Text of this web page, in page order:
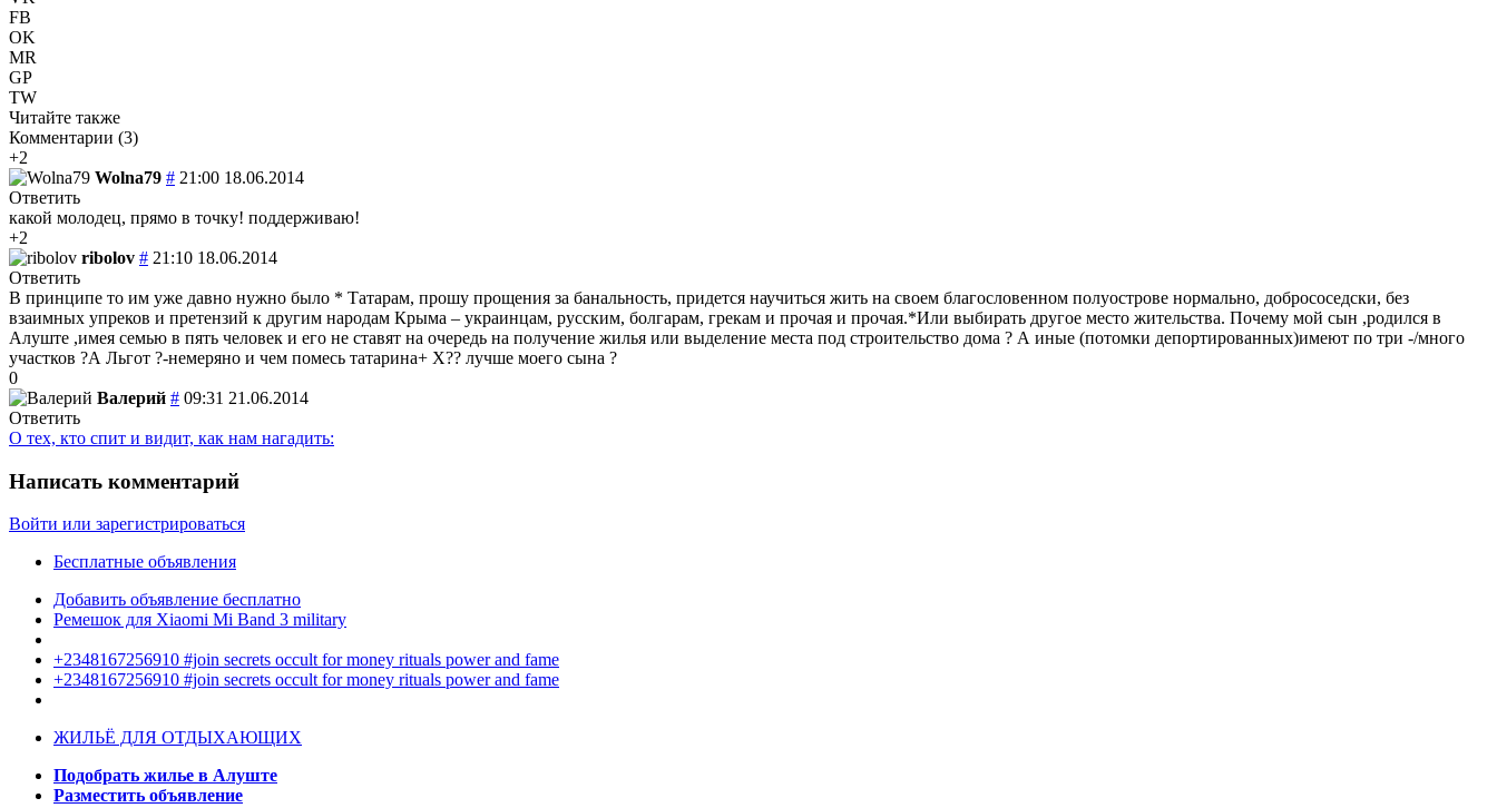
FB
OK
MR
GP
TW
Читайте также
Комментарии (3)
+2
Wolna79 # 21:00 18.06.2014
Ответить
какой молодец, прямо в точку! поддерживаю!
+2
ribolov # 21:10 18.06.2014
Ответить
В принципе то им уже давно нужно было * Татарам, прошу прощения за банальность, придется научиться жить на своем благословенном полуострове нормально, добрососедски, без
взаимных упреков и претензий к другим народам Крыма – украинцам, русским, болгарам, грекам и прочая и прочая.*Или выбирать другое место жительства. Почему мой сын ,родился в
Алуште ,имея семью в пять человек и его не ставят на очередь на получение жилья или выделение места под строительство дома ? А иные (потомки депортированных)имеют по три -/много
участков ?А Льгот ?-немеряно и чем помесь татарина+ Х?? лучше моего сына ?
0
Валерий # 09:31 21.06.2014
Ответить
О тех, кто спит и видит, как нам нагадить:
Написать комментарий
Войти или зарегистрироваться
Бесплатные объявления
Добавить объявление бесплатно
Ремешок для Xiaomi Mi Band 3 military
+2348167256910 #join secrets occult for money rituals power and fame
+2348167256910 #join secrets occult for money rituals power and fame
ЖИЛЬЁ ДЛЯ ОТДЫХАЮЩИХ
Подобрать жилье в Алуште
Разместить объявление